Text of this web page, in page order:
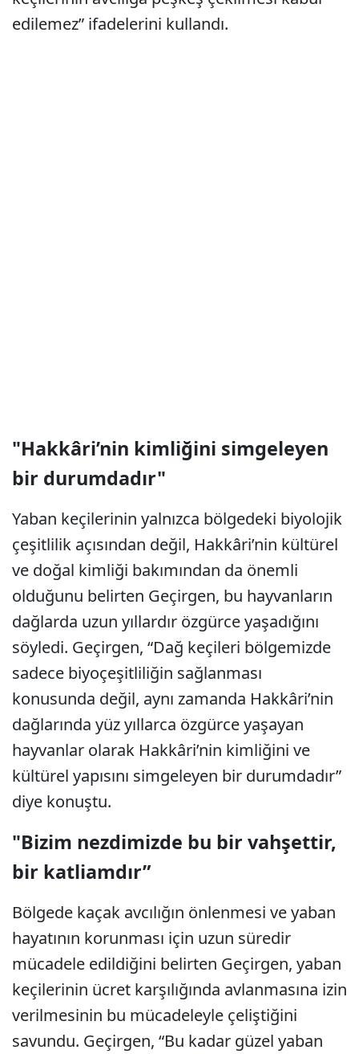
edilemez” ifadelerini kullandı.
"Hakkâri’nin kimliğini simgeleyen
bir durumdadır"
Yaban keçilerinin yalnızca bölgedeki biyolojik
çeşitlilik açısından değil, Hakkâri’nin kültürel
ve doğal kimliği bakımından da önemli
olduğunu belirten Geçirgen, bu hayvanların
dağlarda uzun yıllardır özgürce yaşadığını
söyledi. Geçirgen, “Dağ keçileri bölgemizde
sadece biyoçeşitliliğin sağlanması
konusunda değil, aynı zamanda Hakkâri’nin
dağlarında yüz yıllarca özgürce yaşayan
hayvanlar olarak Hakkâri’nin kimliğini ve
kültürel yapısını simgeleyen bir durumdadır”
diye konuştu.
"Bizim nezdimizde bu bir vahşettir,
bir katliamdır”
Bölgede kaçak avcılığın önlenmesi ve yaban
hayatının korunması için uzun süredir
mücadele edildiğini belirten Geçirgen, yaban
keçilerinin ücret karşılığında avlanmasına izin
verilmesinin bu mücadeleyle çeliştiğini
savundu. Geçirgen, “Bu kadar güzel yaban